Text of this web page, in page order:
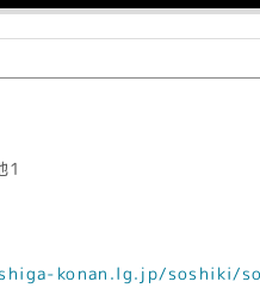
1
konan.lg.jp/soshiki/